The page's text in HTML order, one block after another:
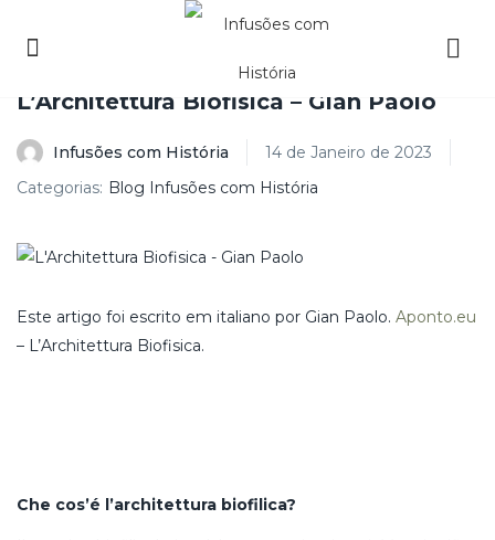
L’Architettura Biofisica – Gian Paolo
Infusões com História
14 de Janeiro de 2023
Categorias: Blog Infusões com História
Este artigo foi escrito em italiano por Gian Paolo. Aponto.eu
– L’Architettura Biofisica.
Che cos’é l’architettura biofilica?